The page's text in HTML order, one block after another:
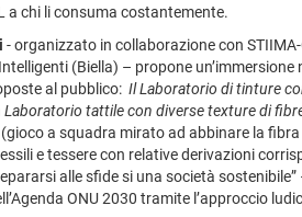
a chi li consuma costantemente.
- organizzato in collaborazione con STIIMA-
(Biella) – propone
al pubblico: Il Laboratorio di tinture
Laboratorio tattile con diverse texture di
a squadra mirato ad abbinare la
e tessere con relative derivazioni
alle sfide si una società
ONU 2030 tramite l’approccio